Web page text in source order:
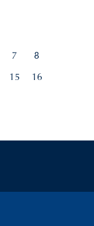
7
8
15 16